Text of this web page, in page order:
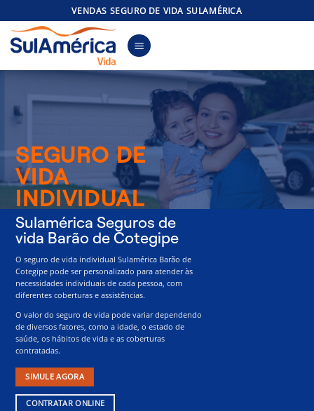
to
content
VENDAS SEGURO DE VIDA SULAMÉRICA
SEGURO DE
VIDA
INDIVIDUAL
Sulamérica Seguros de
vida Barão de Cotegipe
O seguro de vida individual Sulamérica Barão de
Cotegipe pode ser personalizado para atender às
necessidades individuais de cada pessoa, com
diferentes coberturas e assistências.
O valor do seguro de vida pode variar dependendo
de diversos fatores, como a idade, o estado de
saúde, os hábitos de vida e as coberturas
contratadas.
SIMULE AGORA
CONTRATAR ONLINE